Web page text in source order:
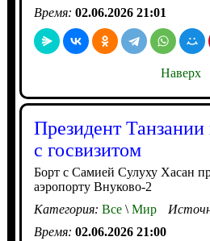
Время: 02.06.2026 21:01
Наверх
Президент
с госвизитом
Борт с Самией Сулуху Хасан
аэропорту Внуково-2
Категория: Все\Мир
Время: 02.06.2026 21:00